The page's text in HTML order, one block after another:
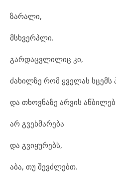
ზარალი,
მსხვერპლი.
გარდაცვლილიც კი,
ძახილზე რომ ყველას სცემს
და თხოვნაზე არვის
არ გვეხმარება
და გვიყურებს,
აბა, თუ შევძლებთ.